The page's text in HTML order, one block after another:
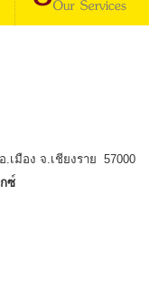
.เมือง จ.เชียงราย 57000
ซ